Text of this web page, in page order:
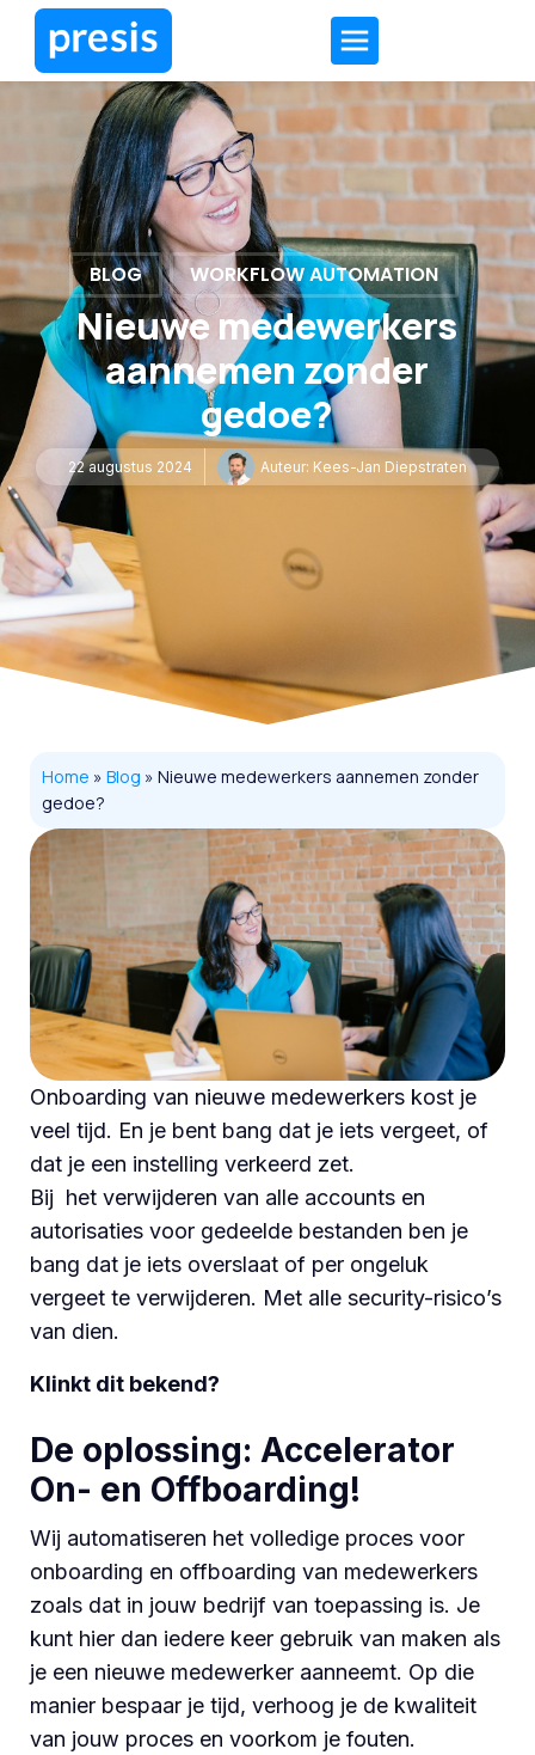
BLOG WORKFLOW AUTOMATION
Nieuwe medewerkers
aannemen zonder
gedoe?
22 augustus 2024 Auteur: Kees-Jan Diepstraten
Home » Blog » Nieuwe medewerkers aannemen zonder
gedoe?
Onboarding van nieuwe medewerkers kost je
veel tijd. En je bent bang dat je iets vergeet, of
dat je een instelling verkeerd zet.
Bij het verwijderen van alle accounts en
autorisaties voor gedeelde bestanden ben je
bang dat je iets overslaat of per ongeluk
vergeet te verwijderen. Met alle security-risico’s
van dien.
Klinkt dit bekend?
De oplossing: Accelerator
On- en Offboarding!
Wij automatiseren het volledige proces voor
onboarding en offboarding van medewerkers
zoals dat in jouw bedrijf van toepassing is. Je
kunt hier dan iedere keer gebruik van maken als
je een nieuwe medewerker aanneemt. Op die
manier bespaar je tijd, verhoog je de kwaliteit
van jouw proces en voorkom je fouten.